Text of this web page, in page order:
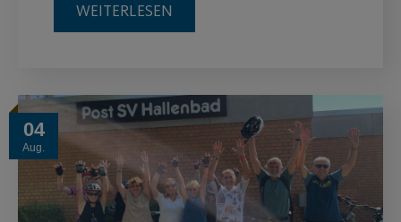
WEITERLESEN
04
Aug.